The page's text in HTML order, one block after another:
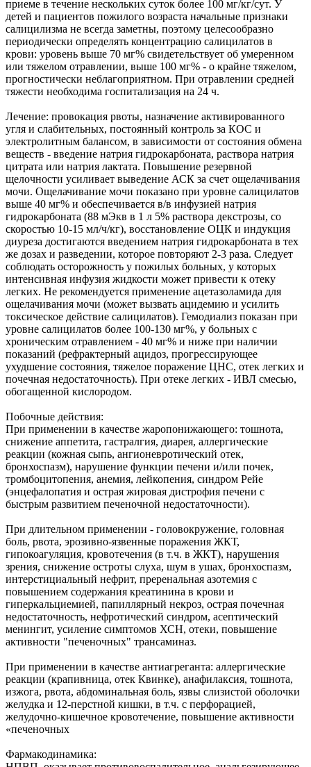
приеме в течение нескольких суток более 100 мг/кг/сут. У
детей и пациентов пожилого возраста начальные признаки
салицилизма не всегда заметны, поэтому целесообразно
периодически определять концентрацию салицилатов в
крови: уровень выше 70 мг% свидетельствует об умеренном
или тяжелом отравлении, выше 100 мг% - о крайне тяжелом,
прогностически неблагоприятном. При отравлении средней
тяжести необходима госпитализация на 24 ч.
Лечение: провокация рвоты, назначение активированного
угля и слабительных, постоянный контроль за КОС и
электролитным балансом, в зависимости от состояния обмена
веществ - введение натрия гидрокарбоната, раствора натрия
цитрата или натрия лактата. Повышение резервной
щелочности усиливает выведение АСК за счет ощелачивания
мочи. Ощелачивание мочи показано при уровне салицилатов
выше 40 мг% и обеспечивается в/в инфузией натрия
гидрокарбоната (88 мЭкв в 1 л 5% раствора декстрозы, со
скоростью 10-15 мл/ч/кг), восстановление ОЦК и индукция
диуреза достигаются введением натрия гидрокарбоната в тех
же дозах и разведении, которое повторяют 2-3 раза. Следует
соблюдать осторожность у пожилых больных, у которых
интенсивная инфузия жидкости может привести к отеку
легких. Не рекомендуется применение ацетазоламида для
ощелачивания мочи (может вызвать ацидемию и усилить
токсическое действие салицилатов). Гемодиализ показан при
уровне салицилатов более 100-130 мг%, у больных с
хроническим отравлением - 40 мг% и ниже при наличии
показаний (рефрактерный ацидоз, прогрессирующее
ухудшение состояния, тяжелое поражение ЦНС, отек легких и
почечная недостаточность). При отеке легких - ИВЛ смесью,
обогащенной кислородом.
Побочные действия:
При применении в качестве жаропонижающего: тошнота,
снижение аппетита, гастралгия, диарея, аллергические
реакции (кожная сыпь, ангионевротический отек,
бронхоспазм), нарушение функции печени и/или почек,
тромбоцитопения, анемия, лейкопения, синдром Рейе
(энцефалопатия и острая жировая дистрофия печени с
быстрым развитием печеночной недостаточности).
При длительном применении - головокружение, головная
боль, рвота, эрозивно-язвенные поражения ЖКТ,
гипокоагуляция, кровотечения (в т.ч. в ЖКТ), нарушения
зрения, снижение остроты слуха, шум в ушах, бронхоспазм,
интерстициальный нефрит, преренальная азотемия с
повышением содержания креатинина в крови и
гиперкальциемией, папиллярный некроз, острая почечная
недостаточность, нефротический синдром, асептический
менингит, усиление симптомов ХСН, отеки, повышение
активности "печеночных" трансаминаз.
При применении в качестве антиагреганта: аллергические
реакции (крапивница, отек Квинке), анафилаксия, тошнота,
изжога, рвота, абдоминальная боль, язвы слизистой оболочки
желудка и 12-перстной кишки, в т.ч. с перфорацией,
желудочно-кишечное кровотечение, повышение активности
«печеночных
Фармакодинамика: